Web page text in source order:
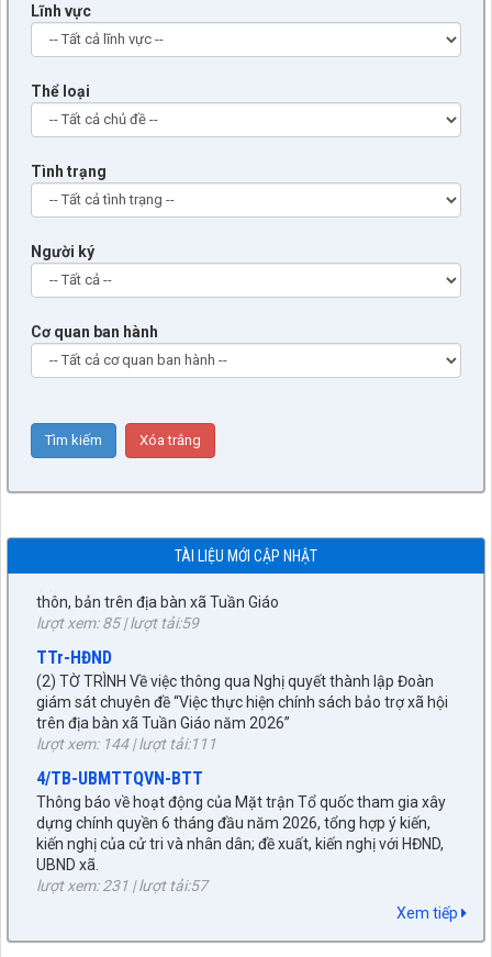
Lĩnh vực
Thể loại
Tình trạng
Người ký
Cơ quan ban hành
TÀI LIỆU MỚI CẬP NHẬT
9/BC-BVHXH
(5) Báo cáo thẩm tra báo cáo của UBND xã về công tác tiếp
nhũng, tiêu cực 6 tháng đầu năm 2026
(2) Báo cáo Tổng hợp ý kiến Nhân dân đối với Đề án sắp xếp
thôn, bản trên địa bàn xã Tuần Giáo
lượt xem: 85 | lượt tải:59
TTr-HĐND
(2) TỜ TRÌNH Về việc thông qua Nghị quyết thành lập Đoàn
giám sát chuyên đề “Việc thực hiện chính sách bảo trợ xã hội
trên địa bàn xã Tuần Giáo năm 2026”
lượt xem: 144 | lượt tải:111
4/TB-UBMTTQVN-BTT
Thông báo về hoạt động của Mặt trận Tổ quốc tham gia xây
dựng chính quyền 6 tháng đầu năm 2026, tổng hợp ý kiến,
kiến nghị của cử tri và nhân dân; đề xuất, kiến nghị với HĐND,
UBND xã.
lượt xem: 231 | lượt tải:57
Xem tiếp